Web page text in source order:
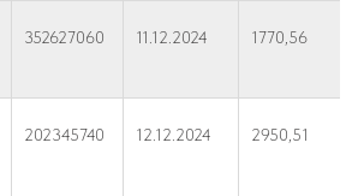
352627060 11.12.2024 1770,56
202345740 12.12.2024 2950,51